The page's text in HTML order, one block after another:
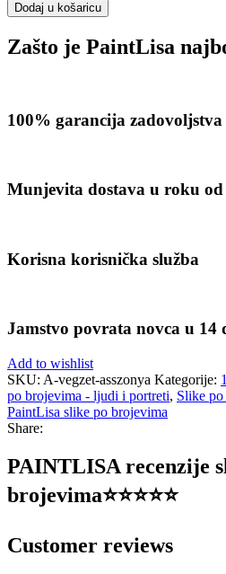
Dodaj u košaricu
Zašto je PaintLisa
100% garancija zadovoljstva
Munjevita dostava u roku
Korisna korisnička služba
Jamstvo povrata novca u 14
Add to wishlist
SKU: A-vegzet-asszonya Kategorije:
po brojevima - ljudi i portreti, Slike
PaintLisa slike po brojevima
Share:
PAINTLISA recenzije
brojevima⭐️⭐️⭐️⭐️⭐️
Customer reviews